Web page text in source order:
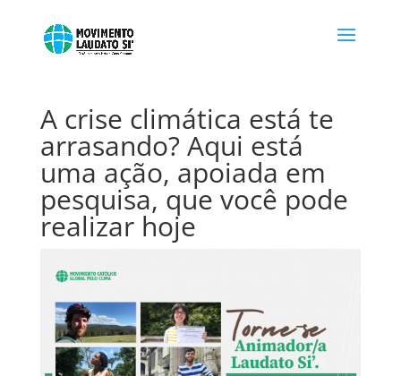
A crise climática está te
arrasando? Aqui está
uma ação, apoiada em
pesquisa, que você pode
realizar hoje